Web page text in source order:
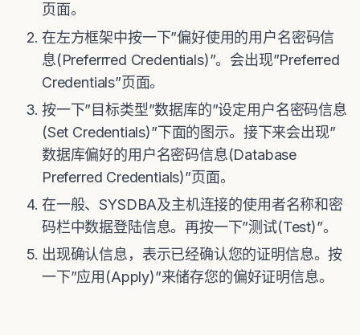
页面。
在左方框架中按一下”偏好使用的用户名密码信
息(Preferrred Credentials)”。会出现”Preferred
Credentials”页面。
按一下”目标类型”数据库的”设定用户名密码信息
(Set Credentials)”下面的图示。接下来会出现”
数据库偏好的用户名密码信息(Database
Preferred Credentials)”页面。
在一般、SYSDBA及主机连接的使用者名称和密
码栏中数据登陆信息。再按一下”测试(Test)”。
出现确认信息，表示已经确认您的证明信息。按
一下”应用(Apply)”来储存您的偏好证明信息。